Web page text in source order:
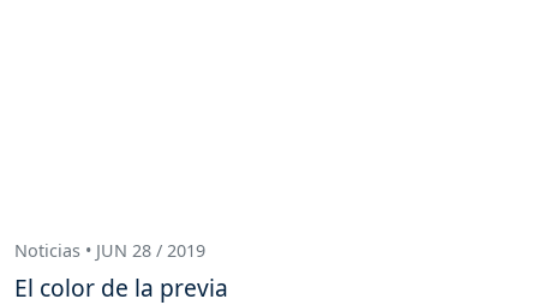
Noticias • JUN 28 / 2019
El color de la previa